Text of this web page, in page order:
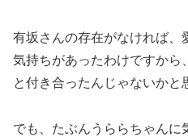
有坂さんの存在がなければ、
気持ちがあったわけですから
と付き合ったんじゃないかと
でも、たぶんうららちゃんに